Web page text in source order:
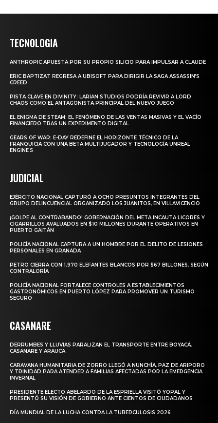
TECNOLOGIA
ANTHROPIC APUESTA POR SU PROPIO SILICIO PARA IMPULSAR A CLAUDE
ERIC BAPTIZAT REGRESA A UBISOFT PARA DIRIGIR LA SAGA ASSASSIN’S
CREED
PISTA CLAVE EN DIVINITY: LARIAN STUDIOS PODRÍA REVIVIR A LORD
CHAOS COMO EL ANTAGONISTA PRINCIPAL DEL NUEVO JUEGO
EL ENIGMA DE STEAM: EL FENÓMENO DE LAS VENTAS MASIVAS Y EL VACÍO
FINANCIERO TRAS UN EXPERIMENTO DIGITAL
GEARS OF WAR: E-DAY REDEFINE EL HORIZONTE TÉCNICO DE LA
FRANQUICIA CON UNA BETA MULTIJUGADOR Y TECNOLOGÍA UNREAL
ENGINE 5
JUDICIAL
EJÉRCITO NACIONAL CAPTURÓ A OCHO PRESUNTOS INTEGRANTES DEL
GRUPO DELINCUENCIAL ORGANIZADO LOS JUANITOS, EN VILLAVICENCIO
¡GOLPE AL CONTRABANDO! GOBERNACIÓN DEL META INCAUTA LICORES Y
CIGARRILLOS AVALUADOS EN $10 MILLONES DURANTE OPERATIVOS EN
PUERTO GAITÁN
POLICÍA NACIONAL CAPTURA A UN HOMBRE POR EL DELITO DE LESIONES
PERSONALES EN GRANADA
PETRO CIERRA CON 1.970 ELEFANTES BLANCOS POR $67 BILLONES, SEGÚN
CONTRALORÍA
POLICÍA NACIONAL FORTALECE CONTROLES A ESTABLECIMIENTOS
GASTRONÓMICOS EN PUERTO LÓPEZ PARA PROMOVER UN TURISMO
SEGURO
CASANARE
DERRUMBES Y LLUVIAS PARALIZAN EL TRANSPORTE ENTRE BOYACÁ,
CASANARE Y ARAUCA
CARAVANA HUMANITARIA DE ZORRO LLEGÓ A NUNCHÍA, PAZ DE ARIPORO
Y TRINIDAD PARA ATENDER A FAMILIAS AFECTADAS POR LA EMERGENCIA
INVERNAL
PRESIDENTE ELECTO ABELARDO DE LA ESPRIELLA VISITÓ YOPAL Y
PRESENTÓ SU VISIÓN DE GOBIERNO ANTE CIENTOS DE CIUDADANOS
DÍA MUNDIAL DE LA LUCHA CONTRA LA TUBERCULOSIS 2026